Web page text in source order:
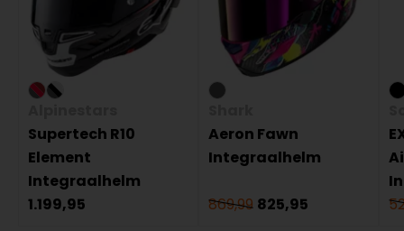
Supertech R10
Element
Integraalhelm
1.199,95
Aeron Fawn
Integraalhelm
869,99 825,95